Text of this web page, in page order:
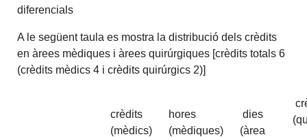
diferencials
A le següent taula es mostra la distribució dels crèdits
en àrees mèdiques i àrees quirúrgiques [crèdits totals 6
(crèdits mèdics 4 i crèdits quirúrgics 2)]
crèdits
(mèdics)
hores
(mèdiques)
dies
(àrea